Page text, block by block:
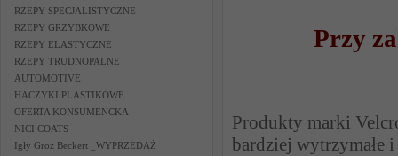
RZEPY SPECJALISTYCZNE
RZEPY GRZYBKOWE
RZEPY ELASTYCZNE
RZEPY TRUDNOPALNE
AUTOMOTIVE
HACZYKI PLASTIKOWE
OFERTA KONSUMENCKA
NICI COATS
Igły Groz Beckert _WYPRZEDAŻ
Przy
Produkty marki
bardziej